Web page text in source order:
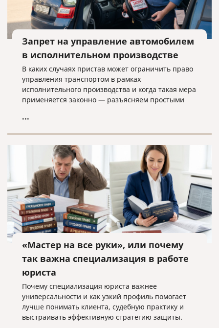
Запрет на управление автомобилем
в исполнительном производстве
В каких случаях пристав может ограничить право
управления транспортом в рамках
исполнительного производства и когда такая мера
применяется законно — разъясняем простыми
...
«Мастер на все руки», или почему
так важна специализация в работе
юриста
Почему специализация юриста важнее
универсальности и как узкий профиль помогает
лучше понимать клиента, судебную практику и
выстраивать эффективную стратегию защиты.